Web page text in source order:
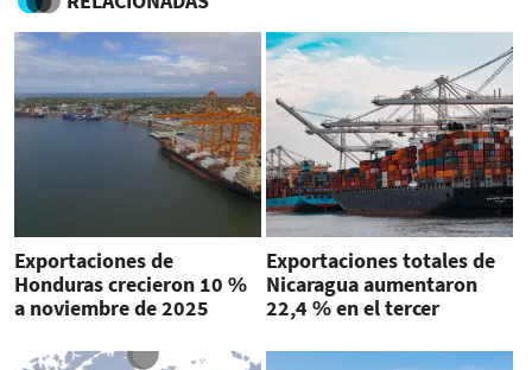
Exportaciones de
Honduras crecieron 10 %
a noviembre de 2025
Exportaciones totales de
Nicaragua aumentaron
22,4 % en el tercer